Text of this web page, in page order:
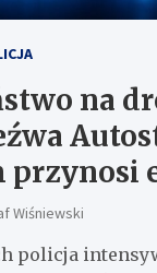
na
przynosi
Wiśniewski
policja